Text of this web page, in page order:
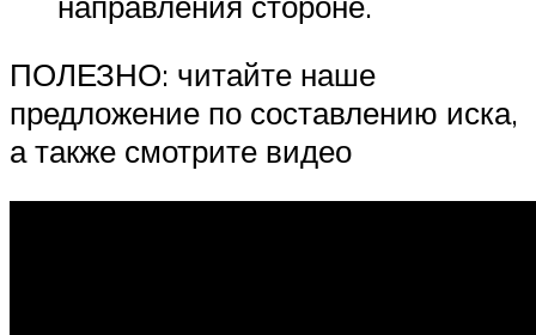
ПОЛЕЗНО: читайте наше
предложение по составлению иска,
а также смотрите видео